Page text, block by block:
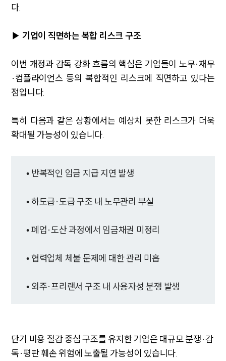
SERVICES
전체
PROFESSIONALS
기업전문변호사
그룹소개
대륜의 강점
기업의뢰인을 위한 장점
다.
▶ 기업이 직면하는 복합 리스크 구조
이번 개정과 감독 강화 흐름의 핵심은 기업들이 노무·재무
·컴플라이언스 등의 복합적인 리스크에 직면하고 있다는
점입니다.
특히 다음과 같은 상황에서는 예상치 못한 리스크가 더욱
확대될 가능성이 있습니다.
• 반복적인 임금 지급 지연 발생
• 하도급·도급 구조 내 노무관리 부실
• 폐업·도산 과정에서 임금채권 미정리
• 협력업체 체불 문제에 대한 관리 미흡
• 외주·프리랜서 구조 내 사용자성 분쟁 발생
단기 비용 절감 중심 구조를 유지한 기업은 대규모 분쟁·감
독·평판 훼손 위험에 노출될 가능성이 있습니다.